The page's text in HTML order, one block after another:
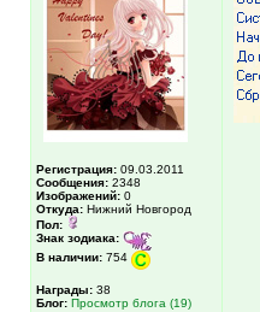
Регистрация: 09.03.2011
Сообщения: 2348
Изображений: 0
Откуда: Нижний Новгород
Пол:
Знак зодиака:
В наличии: 754
Награды: 38
Блог: Просмотр блога (19)